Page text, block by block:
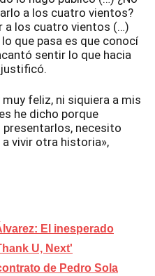
a los cuatro vientos?
a los cuatro vientos (…)
que pasa es que conocí
sentir lo que hacia
feliz, ni siquiera a mis
he dicho porque
necesito
vivir otra historia»,
El inesperado
U, Next'
de Pedro Sola